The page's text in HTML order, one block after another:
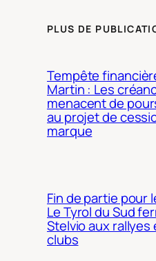
PLUS DE
Tempête
Martin : Les
menacent de
au projet de
marque
Fin de partie pour
Le Tyrol du Sud
Stelvio aux
clubs